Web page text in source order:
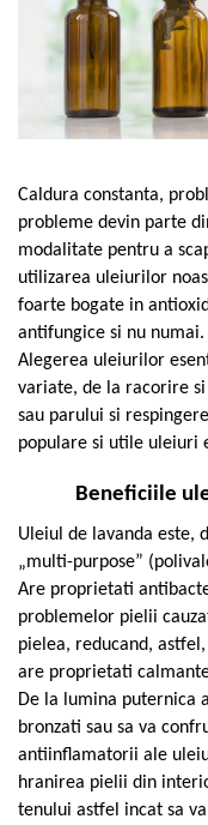
Piele, păr & unghii
Tranzit intestinal
Colesterol & tensiune
Performanta sportiva
Sanatate Orala
Alergii
Anti Intepaturi
Îngrijirea Tenului
Creme de față
Creme cu SPF
Demachiante
Ape micelare
Tonere
Măști pentru față
Exfoliante
Creme pentru ochi
Balsam buze
Îngrijirea Corpului
Creme de corp
Loțiuni
Unturi de corp
Geluri de duș
Scruburi
Protecție Solară
Creme SPF față
Creme SPF corp
Spray SPF
Uleiuri bronzare
After Sun
Acceleratoare bronz
Colagen
Creatina
Curcumin (Turmeric)
Fibre
Fier
Garcinia
Ghimbir
Ginkgo biloba
Ginseng
Glucozamina
L-Carnitina
L-Glutamina
Lecitina
Maca
Magneziu
Miere de Manuka
MSM
Multivitamine
Zinc Bisglicinat
Caldura constanta,
probleme devin parte
modalitate pentru a
utilizarea uleiurilor
foarte bogate in
antifungice si nu numai.
Alegerea uleiurilor
variate, de la racorire
sau parului si
populare si utile uleiuri
Beneficiile
Uleiul de lavanda este,
„multi-purpose”
Are proprietati
problemelor pielii
pielea, reducand,
are proprietati
De la lumina puternica
bronzati sau sa va
antiinflamatorii ale
hranirea pielii din
tenului astfel incat sa